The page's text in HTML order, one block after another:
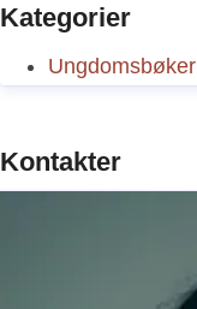
Kategorier
Ungdomsbøker
Kontakter